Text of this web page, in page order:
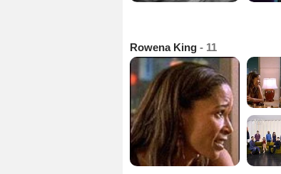
Rowena King - 11